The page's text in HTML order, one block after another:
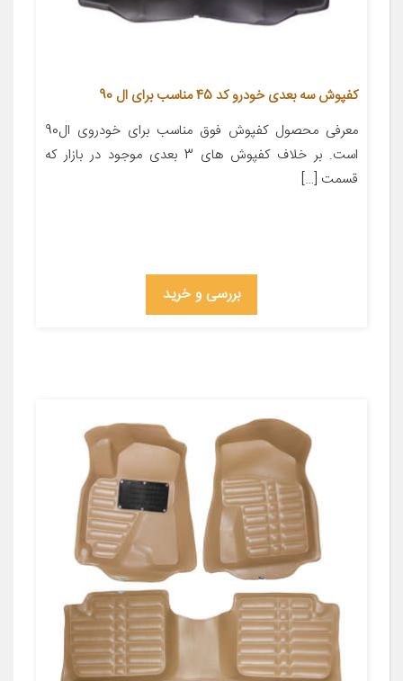
کفپوش سه بعدی خودرو کد 45 مناسب برای ال 90
معرفی محصول کفپوش فوق مناسب برای خودروی ال90
است. بر خلاف کفپوش های 3 بعدی موجود در بازار که
قسمت […]
بررسی و خرید